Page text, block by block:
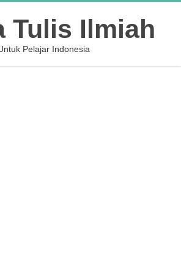
Tulis Ilmiah
Pelajar Indonesia